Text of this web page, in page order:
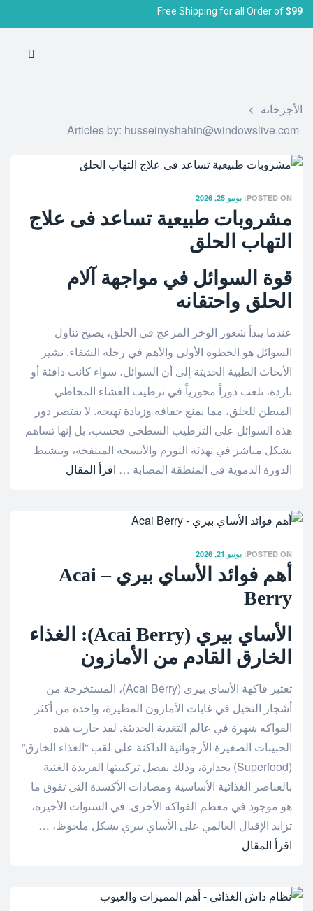
Free Shipping for all Order of$99
الأجزخانة >
Articles by: husseinyshahin@windowslive.com
POSTED ON: يونيو 25, 2026
مشروبات طبيعية تساعد فى علاج
التهاب الحلق
قوة السوائل في مواجهة آلام
الحلق واحتقانه
عندما يبدأ شعور الوخز المزعج في الحلق، يصبح تناول
السوائل هو الخطوة الأولى والأهم في رحلة الشفاء. تشير
الأبحاث الطبية الحديثة إلى أن السوائل، سواء كانت دافئة أو
باردة، تلعب دوراً محورياً في ترطيب الغشاء المخاطي
المبطن للحلق، مما يمنع جفافه وزيادة تهيجه. لا يقتصر دور
هذه السوائل على الترطيب السطحي فحسب، بل إنها تساهم
بشكل مباشر في تهدئة التورم والأنسجة المنتفخة، وتنشيط
الدورة الدموية في المنطقة المصابة … اقرأ المقال
POSTED ON: يونيو 21, 2026
أهم فوائد الأساي بيري – Acai
Berry
الأساي بيري (Acai Berry): الغذاء
الخارق القادم من الأمازون
تعتبر فاكهة الأساي بيري (Acai Berry)، المستخرجة من
أشجار النخيل في غابات الأمازون المطيرة، واحدة من أكثر
الفواكه شهرة في عالم التغذية الحديثة. لقد حازت هذه
الحبيبات الصغيرة الأرجوانية الداكنة على لقب “الغذاء الخارق”
(Superfood) بجدارة، وذلك بفضل تركيبتها الفريدة الغنية
بالعناصر الغذائية الأساسية ومضادات الأكسدة التي تفوق ما
هو موجود في معظم الفواكه الأخرى. في السنوات الأخيرة،
تزايد الإقبال العالمي على الأساي بيري بشكل ملحوظ، …
اقرأ المقال